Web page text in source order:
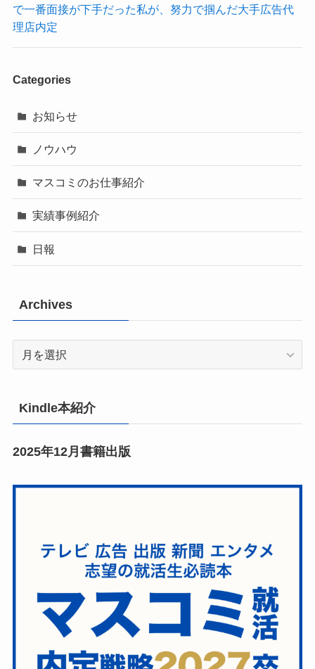
で一番面接が下手だった私が、努力で掴んだ大手広告代
理店内定
Categories
お知らせ
ノウハウ
マスコミのお仕事紹介
実績事例紹介
日報
Archives
Archives
Kindle本紹介
2025年12月書籍出版